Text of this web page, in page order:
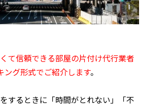
て信頼できる部屋の片付け代行業者
ング形式でご紹介します。
するときに「時間がとれない」「不